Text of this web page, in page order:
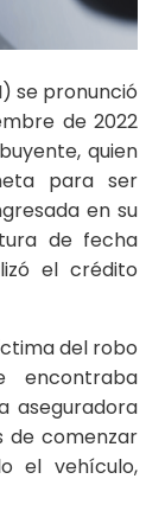
se pronunció
de 2022
quien
para ser
en su
de fecha
el crédito
del robo
aseguradora
de comenzar
el vehículo,